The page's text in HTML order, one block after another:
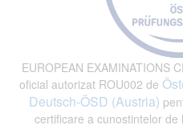
EUROPEAN EXAMINATIONS
oficial autorizat ROU002 de
Deutsch-ÖSD (Austria)
certificare a cunostintelor de